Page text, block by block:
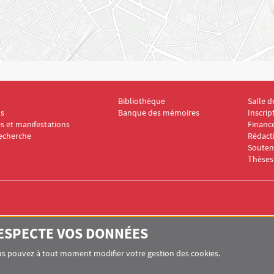
IDC 2
et manifestations
Menu Footer IDC 3
Bibliothèque
Banque des mémoires
Menu
Salle
Thèses
VOS DONNÉES
pouvez à tout moment modifier votre gestion des cookies.